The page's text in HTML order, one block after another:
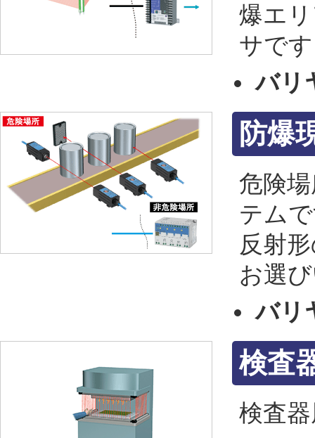
爆エ
サで
バリ
防爆
危険
テム
反射
お選
バリ
検査
検査